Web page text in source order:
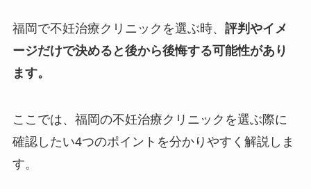
福岡で不妊治療クリニックを選ぶ時、 評判やイメ
ージだけで決めると後から後悔する可能性があり
ます。
ここでは、福岡の不妊治療クリニックを選ぶ際に
確認したい4つのポイントを分かりやすく解説しま
す。